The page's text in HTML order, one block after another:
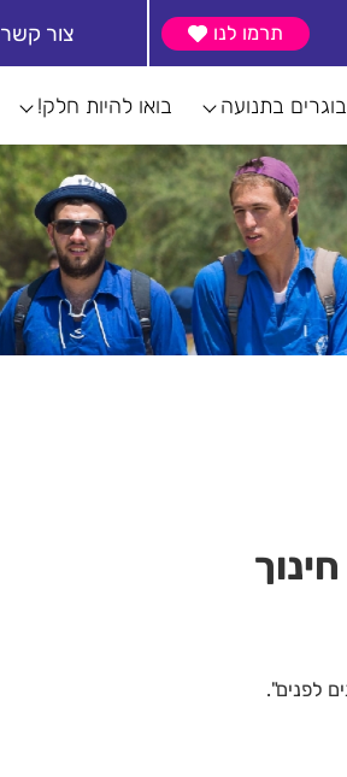
תרמו לנו צור קשר
בוגרים בתנועה בואו להיות חלק!
לפנים".